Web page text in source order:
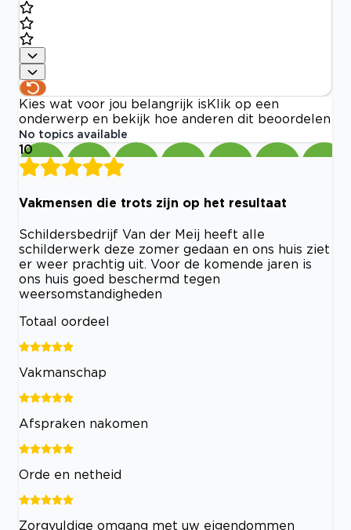
Kies wat voor jou belangrijk is Klik op een
onderwerp en bekijk hoe anderen dit beoordelen
No topics available
10
Vakmensen die trots zijn op het resultaat
Schildersbedrijf Van der Meij heeft alle
schilderwerk deze zomer gedaan en ons huis ziet
er weer prachtig uit. Voor de komende jaren is
ons huis goed beschermd tegen
weersomstandigheden
Totaal oordeel
Vakmanschap
Afspraken nakomen
Orde en netheid
Zorgvuldige omgang met uw eigendommen